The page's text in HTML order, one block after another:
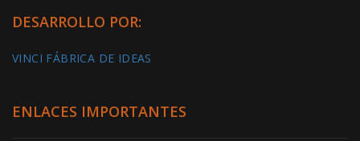
DESARROLLO POR:
VINCI FÁBRICA DE IDEAS
ENLACES IMPORTANTES